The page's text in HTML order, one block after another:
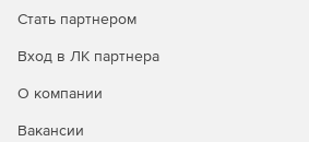
ИБ.Панель мониторинга,
генерация отчетов в разных
данных. Поддержка
Стать партнером
Вход в ЛК партнера
О компании
Вакансии